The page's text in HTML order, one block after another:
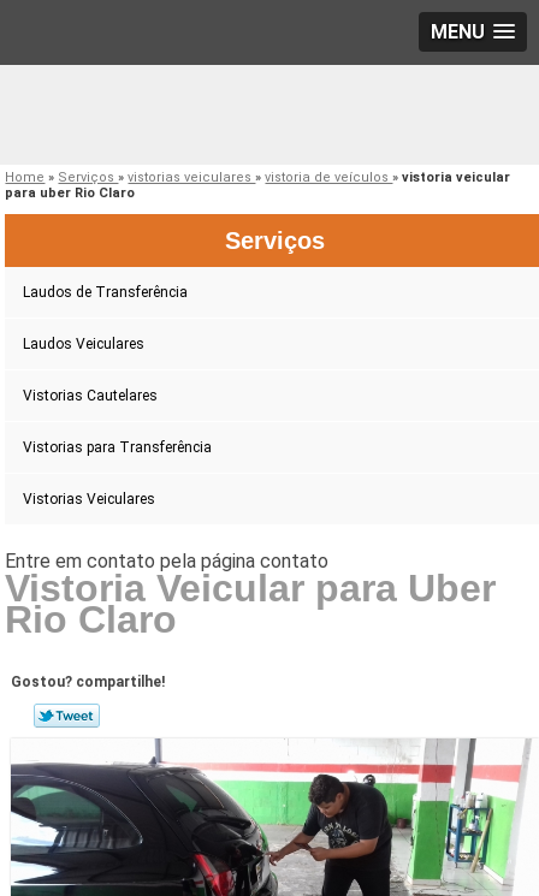
MENU
Home » Serviços»vistorias veiculares»vistoria de veículos»vistoria veicular
para uber Rio Claro
Serviços
Laudos de Transferência
Laudos Veiculares
Vistorias Cautelares
Vistorias para Transferência
Vistorias Veiculares
Vistoria Veicular para Uber
Rio Claro
Gostou? compartilhe!